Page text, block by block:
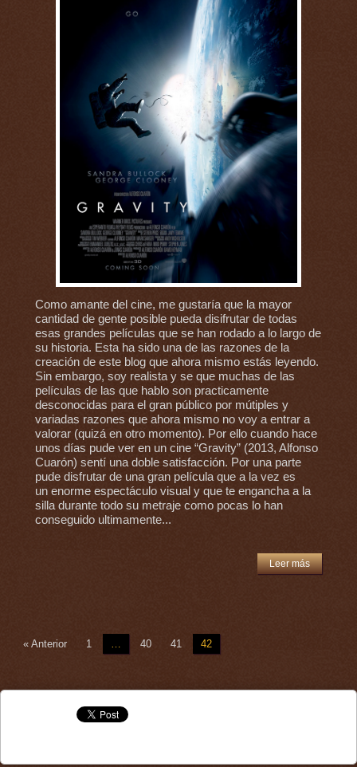
Como amante del cine, me gustaría que la mayor
cantidad de gente posible pueda disifrutar de todas
esas grandes películas que se han rodado a lo largo de
su historia. Esta ha sido una de las razones de la
creación de este blog que ahora mismo estás leyendo.
Sin embargo, soy realista y se que muchas de las
películas de las que hablo son practicamente
desconocidas para el gran público por mútiples y
variadas razones que ahora mismo no voy a entrar a
valorar (quizá en otro momento). Por ello cuando hace
unos días pude ver en un cine “Gravity” (2013, Alfonso
Cuarón) sentí una doble satisfacción. Por una parte
pude disfrutar de una gran película que a la vez es
un enorme espectáculo visual y que te engancha a la
silla durante todo su metraje como pocas lo han
conseguido ultimamente...
Leer más
« Anterior 1 … 40 41 42